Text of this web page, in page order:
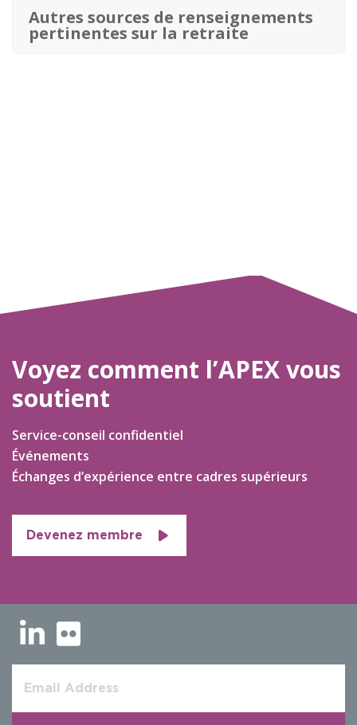
Autres sources de renseignements
pertinentes sur la retraite
Voyez comment l’APEX vous
soutient
Service-conseil confidentiel
Événements
Échanges d’expérience entre cadres supérieurs
Devenez membre